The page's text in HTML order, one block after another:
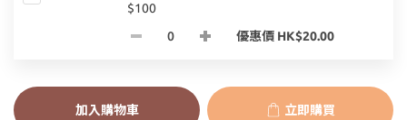
$100
優惠價 HK$20.00
加入購物車 立即購買